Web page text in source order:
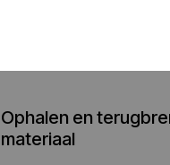
Ophalen en
materiaal